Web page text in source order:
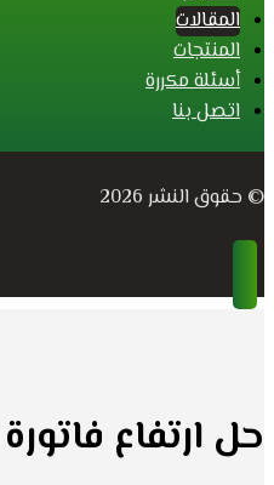
المقالات
المنتجات
أسئلة مكررة
اتصل بنا
© حقوق النشر 2026
حل ارتفاع فاتورة